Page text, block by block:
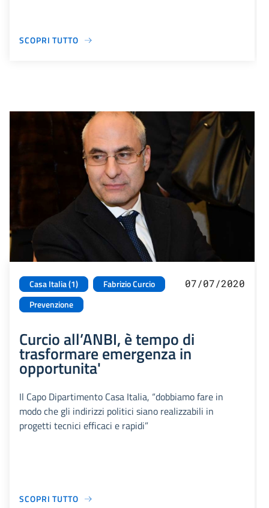
SCOPRI TUTTO
Casa Italia (1)
Fabrizio Curcio
Prevenzione
07/07/2020
Curcio all’ANBI, è tempo di
trasformare emergenza in
opportunita'
Il Capo Dipartimento Casa Italia, “dobbiamo fare in
modo che gli indirizzi politici siano realizzabili in
progetti tecnici efficaci e rapidi”
SCOPRI TUTTO